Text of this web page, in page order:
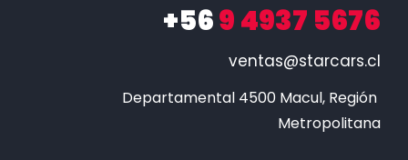
+569 4937 5676
ventas@starcars.cl
Departamental 4500 Macul, Región
Metropolitana